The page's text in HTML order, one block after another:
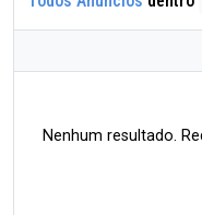
Nenhum resultado.